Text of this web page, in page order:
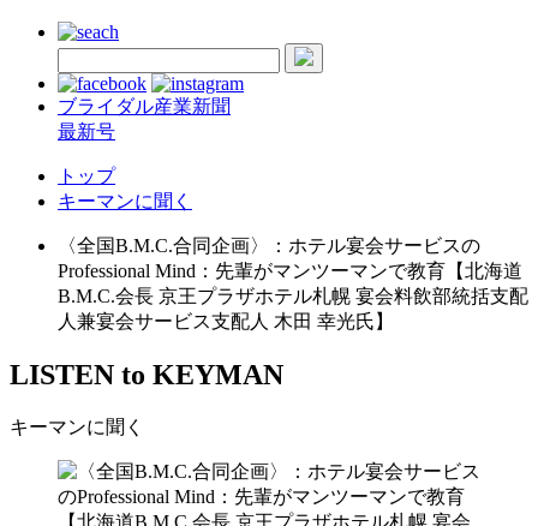
ブライダル産業新聞
最新号
トップ
キーマンに聞く
〈全国B.M.C.合同企画〉：ホテル宴会サービスの
Professional Mind：先輩がマンツーマンで教育【北海道
B.M.C.会長 京王プラザホテル札幌 宴会料飲部統括支配
人兼宴会サービス支配人 木田 幸光氏】
LISTEN to KEYMAN
キーマンに聞く